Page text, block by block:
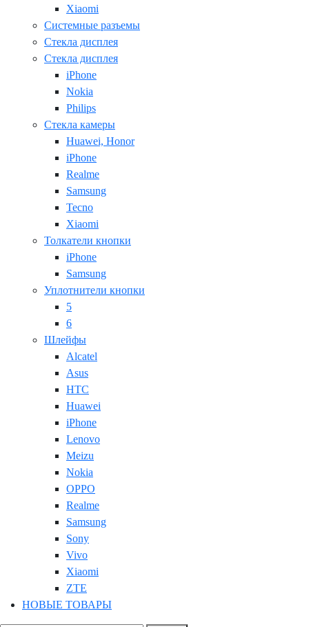
Xiaomi
Системные разъемы
Стекла дисплея
Стекла дисплея
iPhone
Nokia
Philips
Стекла камеры
Huawei, Honor
iPhone
Realme
Samsung
Tecno
Xiaomi
Толкатели кнопки
iPhone
Samsung
Уплотнители кнопки
5
6
Шлейфы
Alcatel
Asus
HTC
Huawei
iPhone
Lenovo
Meizu
Nokia
OPPO
Realme
Samsung
Sony
Vivo
Xiaomi
ZTE
НОВЫЕ ТОВАРЫ